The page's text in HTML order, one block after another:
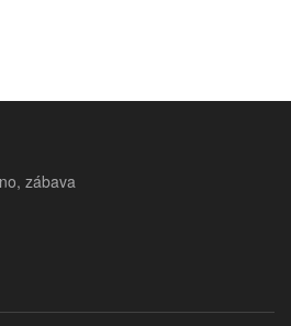
zábava